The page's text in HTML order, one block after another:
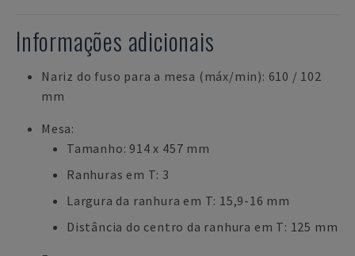
Informações adicionais
Nariz do fuso para a mesa (máx/min): 610 / 102
mm
Mesa:
Tamanho: 914 x 457 mm
Ranhuras em T: 3
Largura da ranhura em T: 15,9-16 mm
Distância do centro da ranhura em T: 125 mm